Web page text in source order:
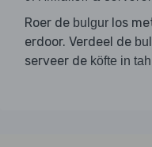
Roer de bulgur los
erdoor. Verdeel de
serveer de köfte in